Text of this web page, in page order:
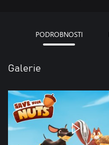
PODROBNOSTI
Galerie